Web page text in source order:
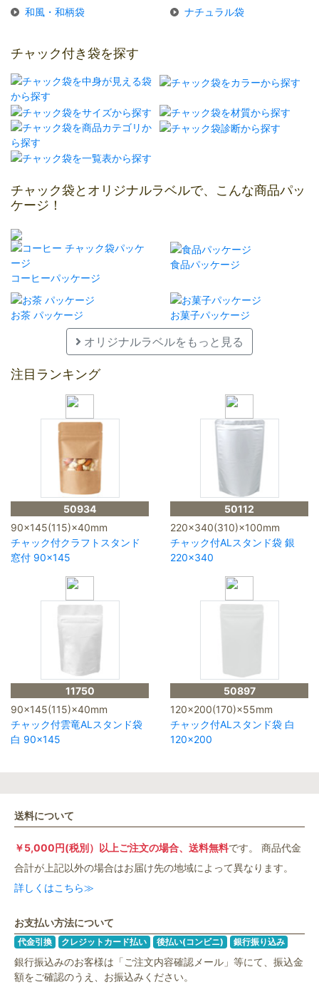
和風・和柄袋 ナチュラル袋
チャック付き袋を探す
チャック袋とオリジナルラベルで、こんな商品パッ
ケージ！
コーヒーパッケージ
食品パッケージ
お茶 パッケージ お菓子パッケージ
オリジナルラベルをもっと見る
注目ランキング
50934
90×145(115)×40mm
チャック付クラフトスタンド
窓付 90×145
50112
220×340(310)×100mm
チャック付ALスタンド袋 銀
220×340
11750
90×145(115)×40mm
チャック付雲竜ALスタンド袋
白 90×145
50897
120×200(170)×55mm
チャック付ALスタンド袋 白
120×200
送料について
￥5,000円(税別）以上ご注文の場合、送料無料です。 商品代金
合計が上記以外の場合はお届け先の地域によって異なります。
詳しくはこちら≫
お支払い方法について
代金引換 クレジットカード払い 後払い(コンビニ) 銀行振り込み
銀行振込みのお客様は「ご注文内容確認メール」等にて、振込金
額をご確認のうえ、お振込みください。